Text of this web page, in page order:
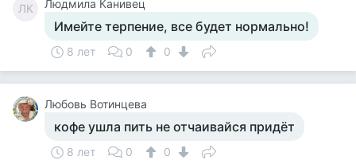
ЛК Людмила Канивец
Имейте терпение, все будет нормально!
8 лет 0 0
Любовь Вотинцева
кофе ушла пить не отчаивайся придёт
8 лет 0 0